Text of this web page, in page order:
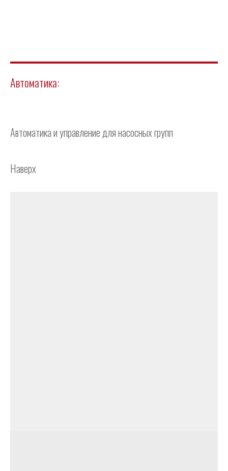
Автоматика:
Автоматика и управление для насосных групп
Наверх